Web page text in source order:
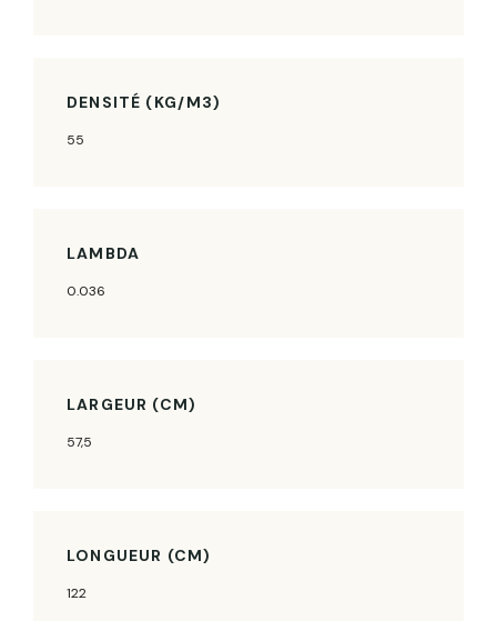
DENSITÉ (KG/M3)
55
LAMBDA
0.036
LARGEUR (CM)
57,5
LONGUEUR (CM)
122